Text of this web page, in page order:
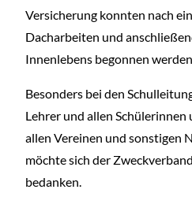
Versicherung konnten nach
Dacharbeiten und
Innenlebens begonnen werden.
Besonders bei den
Lehrer und allen
allen Vereinen und sonstigen
möchte sich der
bedanken.